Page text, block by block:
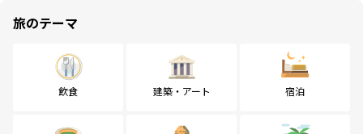
旅のテーマ
飲食 建築・アート 宿泊